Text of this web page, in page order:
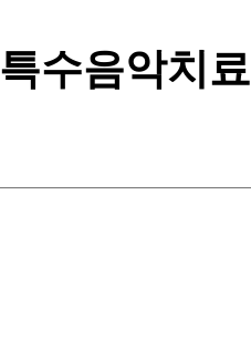
특수음악치료